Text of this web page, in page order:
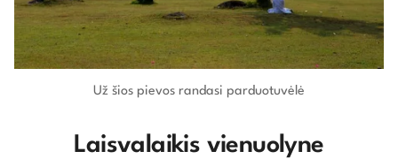
Už šios pievos randasi parduotuvėlė
Laisvalaikis vienuolyne